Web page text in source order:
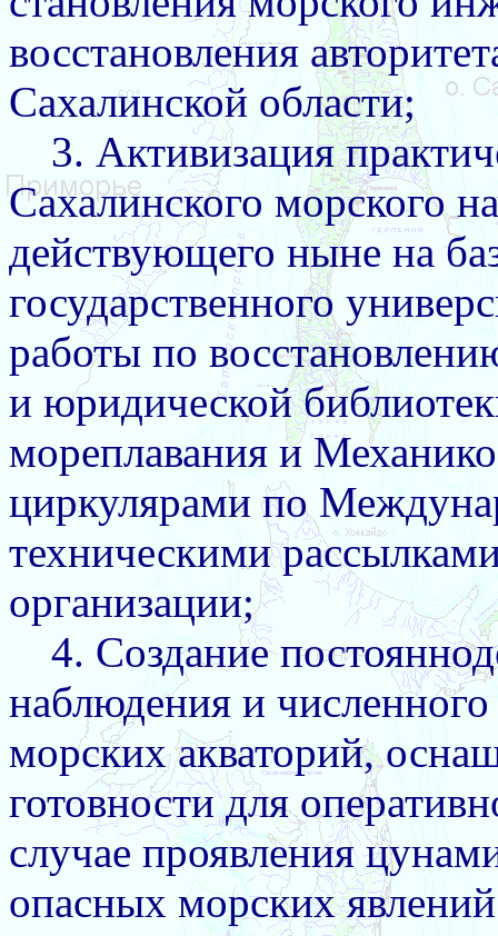
восстановления
Сахалинской области;
3. Активизация
Сахалинского морского
действующего ныне на
государственного
работы по
и юридической
мореплавания и
циркулярами по
техническими
организации;
4. Создание
наблюдения и
морских акваторий,
готовности для
случае проявления
опасных морских